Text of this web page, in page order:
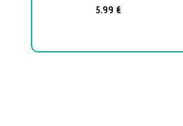
5,99 €